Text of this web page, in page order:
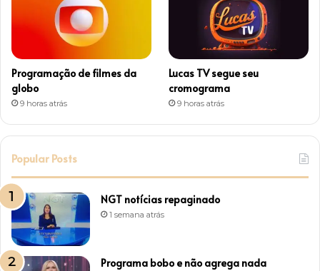
Programação de filmes da
globo
9 horas atrás
Lucas TV segue seu
cromograma
9 horas atrás
Popular Posts
NGT notícias repaginado
1 semana atrás
Programa bobo e não agrega nada